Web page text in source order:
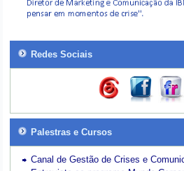
Redes Sociais
Palestras e Cursos
Canal de Gestão de Crises e